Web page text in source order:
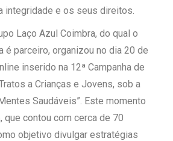
integridade e os seus direitos.
Laço Azul Coimbra, do qual o
é parceiro, organizou no dia 20 de
inserido na 12ª Campanha de
a Crianças e Jovens, sob a
Saudáveis”. Este momento
que contou com cerca de 70
objetivo divulgar estratégias